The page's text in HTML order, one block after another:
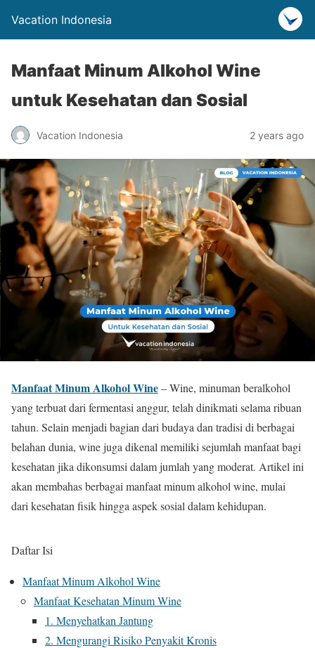
Vacation Indonesia
Manfaat Minum Alkohol Wine
untuk Kesehatan dan Sosial
Vacation Indonesia 2 years ago
Manfaat Minum Alkohol Wine– Wine, minuman beralkohol
yang terbuat dari fermentasi anggur, telah dinikmati selama ribuan
tahun. Selain menjadi bagian dari budaya dan tradisi di berbagai
belahan dunia, wine juga dikenal memiliki sejumlah manfaat bagi
kesehatan jika dikonsumsi dalam jumlah yang moderat. Artikel ini
akan membahas berbagai manfaat minum alkohol wine, mulai
dari kesehatan fisik hingga aspek sosial dalam kehidupan.
Daftar Isi
Manfaat Minum Alkohol Wine
Manfaat Kesehatan Minum Wine
1. Menyehatkan Jantung
2. Mengurangi Risiko Penyakit Kronis